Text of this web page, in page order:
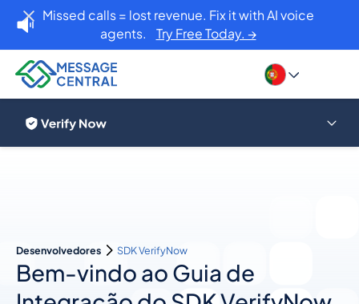
Missed calls = lost revenue. Fix it with AI voice
agents. Try Free Today. →
Desenvolvedores SDK VerifyNow
Bem-vindo ao Guia de